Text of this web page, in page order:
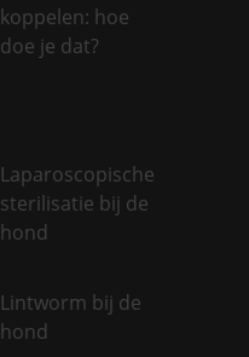
koppelen: hoe
doe je dat?
Laparoscopische
sterilisatie bij de
hond
Lintworm bij de
hond